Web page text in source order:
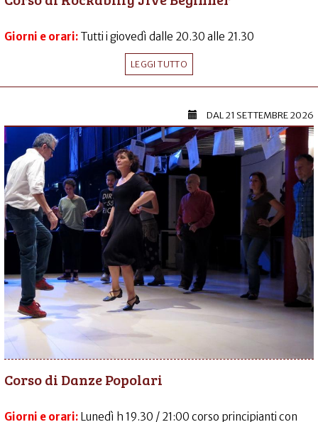
Giorni e orari: Tutti i giovedì dalle 20.30 alle 21.30
LEGGI TUTTO
DAL21 SETTEMBRE 2026
Corso di Danze Popolari
Giorni e orari: Lunedì h 19.30 / 21:00 corso principianti con